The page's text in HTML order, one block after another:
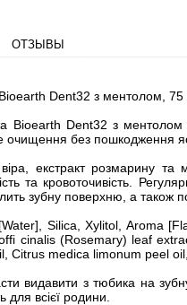
ОТЗЫВЫ
Dent32 з ментолом, 75
Bioearth Dent32 з ментолом
очищення без пошкодження
екстракт розмарину
та кровоточивість.
зубну поверхню, а
Silica, Xylitol, Aroma
cinalis (Rosemary) leaf
Citrus medica limonum peel
видавити з тюбика на
для всієї родини.